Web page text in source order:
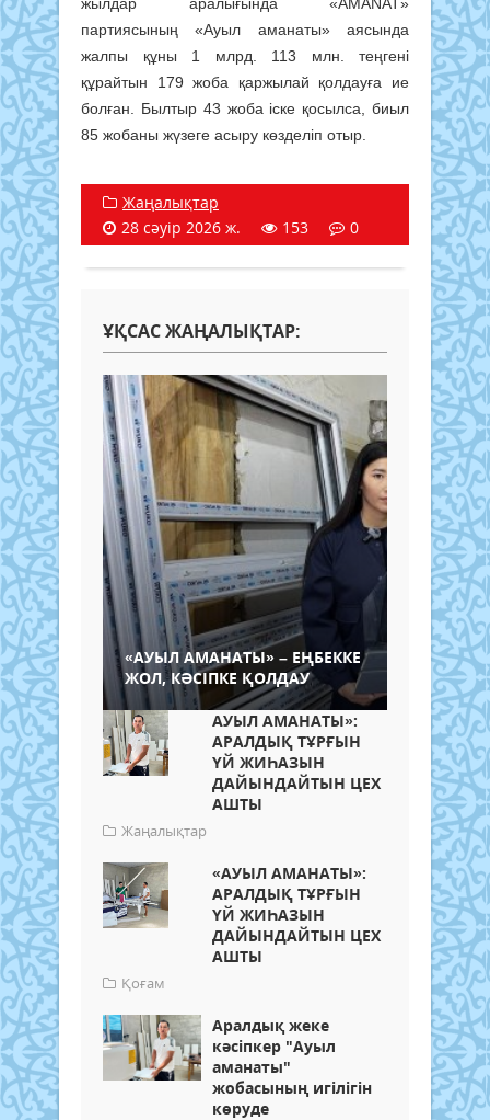
партиясының «Ауыл аманаты» аясында
жалпы құны 1 млрд. 113 млн. теңгені
құрайтын 179 жоба қаржылай қолдауға ие
болған. Былтыр 43 жоба іске қосылса, биыл
85 жобаны жүзеге асыру көзделіп отыр.
Жаңалықтар
28 сәуір 2026 ж.
153 0
ҰҚСАС ЖАҢАЛЫҚТАР:
«АУЫЛ АМАНАТЫ» – ЕҢБЕККЕ
ЖОЛ, КӘСІПКЕ ҚОЛДАУ
АУЫЛ АМАНАТЫ»:
АРАЛДЫҚ ТҰРҒЫН
ҮЙ ЖИҺАЗЫН
ДАЙЫНДАЙТЫН ЦЕХ
АШТЫ
Жаңалықтар
«АУЫЛ АМАНАТЫ»:
АРАЛДЫҚ ТҰРҒЫН
ҮЙ ЖИҺАЗЫН
ДАЙЫНДАЙТЫН ЦЕХ
АШТЫ
Қоғам
Аралдық жеке
кәсіпкер "Ауыл
аманаты"
жобасының игілігін
көруде